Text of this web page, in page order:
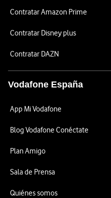
Contratar Amazon Prime
Contratar Disney plus
Contratar DAZN
Vodafone España
App Mi Vodafone
Blog Vodafone Conéctate
Plan Amigo
Sala de Prensa
Quiénes somos